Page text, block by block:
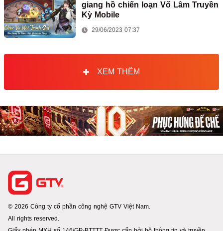
giang hồ chiến loạn Võ Lâm Truyền
Kỳ Mobile
29/06/2023 07:37
XEM THÊM
© 2026 Công ty cổ phần công nghệ GTV Việt Nam.
All rights reserved.